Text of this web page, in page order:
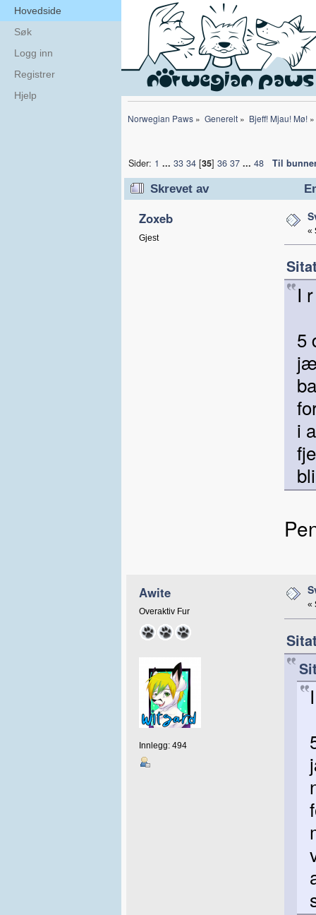
Hovedside
Søk
Logg inn
Registrer
Hjelp
Norwegian Paws » Generelt» Bjeff! Mjau! Mø!»
Sider: 1 ... 33 34[35] 36 37 ... 48 Til
Skrevet av
Zoxeb
Gjest
«
I
5
i
Awite
Overaktiv Fur
Innlegg: 494
«